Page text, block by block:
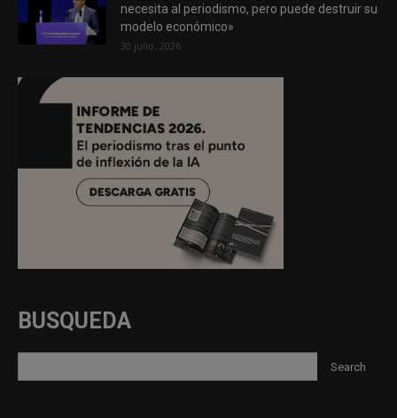
necesita al periodismo, pero puede destruir su
modelo económico»
30 julio, 2026
BUSQUEDA